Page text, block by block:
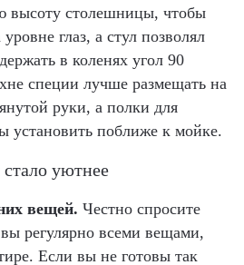
высоту столешницы, чтобы
глаз, а стул позволял
в коленях угол 90
специи лучше размещать на
руки, а полки для
установить поближе к мойке.
уютнее
вещей. Честно спросите
вы регулярно всеми вещами,
Если вы не готовы так